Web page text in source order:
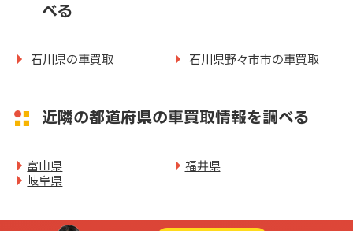
べる
石川県の車買取 石川県野々市市の車買取
近隣の都道府県の車買取情報を調べる
富山県
福井県
岐阜県